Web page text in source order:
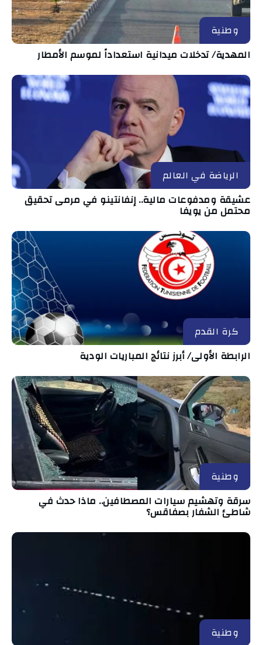
وطنية
المهدية/ تدخلات ميدانية استعداداً لموسم الأمطار
الرياضة في العالم
عشيقة ومدفوعات مالية.. إنفانتينو في مرمى تحقيق
محتمل من يويفا
كرة القدم
الرابطة الأولى/ أبرز نتائج المباريات الودية
وطنية
سرقة وتهشيم سيارات المصطافين.. ماذا حدث في
شاطئ الشفار بصفاقس؟
وطنية